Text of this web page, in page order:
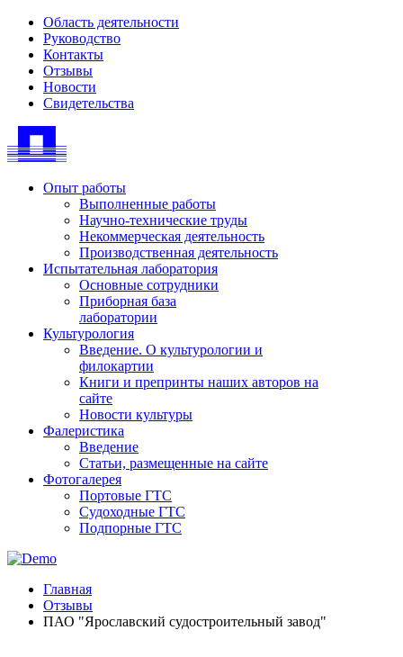
Область деятельности
Руководство
Контакты
Отзывы
Новости
Свидетельства
Опыт работы
Выполненные работы
Научно-технические труды
Некоммерческая деятельность
Производственная деятельность
Испытательная лаборатория
Основные сотрудники
Приборная база
лаборатории
Культурология
Введение. О культурологии и
филокартии
Книги и препринты наших авторов на
сайте
Новости культуры
Фалеристика
Введение
Статьи, размещенные на сайте
Фотогалерея
Портовые ГТС
Судоходные ГТС
Подпорные ГТС
Главная
Отзывы
ПАО "Ярославский судостроительный завод"